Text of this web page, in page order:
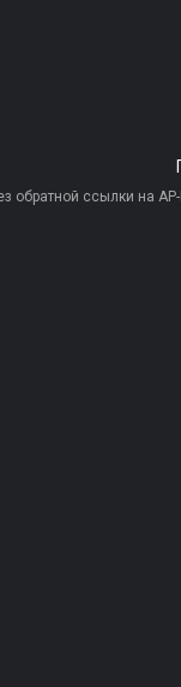
обратной ссылки на